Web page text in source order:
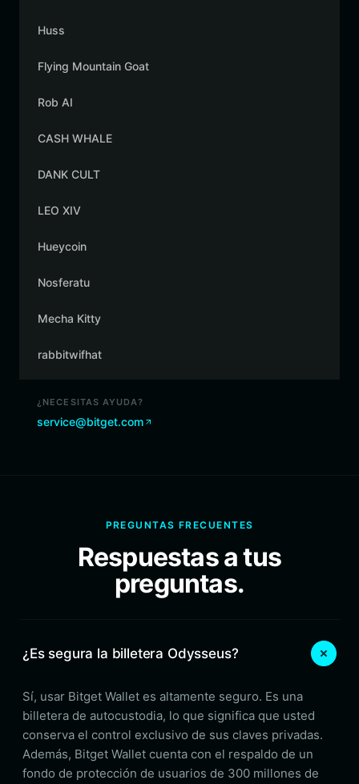
Huss
Flying Mountain Goat
Rob AI
CASH WHALE
DANK CULT
LEO XIV
Hueycoin
Nosferatu
Mecha Kitty
rabbitwifhat
¿NECESITAS AYUDA?
service@bitget.com
PREGUNTAS FRECUENTES
Respuestas a tus
preguntas.
¿Es segura la billetera Odysseus?
Sí, usar Bitget Wallet es altamente seguro. Es una
billetera de autocustodia, lo que significa que usted
conserva el control exclusivo de sus claves privadas.
Además, Bitget Wallet cuenta con el respaldo de un
fondo de protección de usuarios de 300 millones de